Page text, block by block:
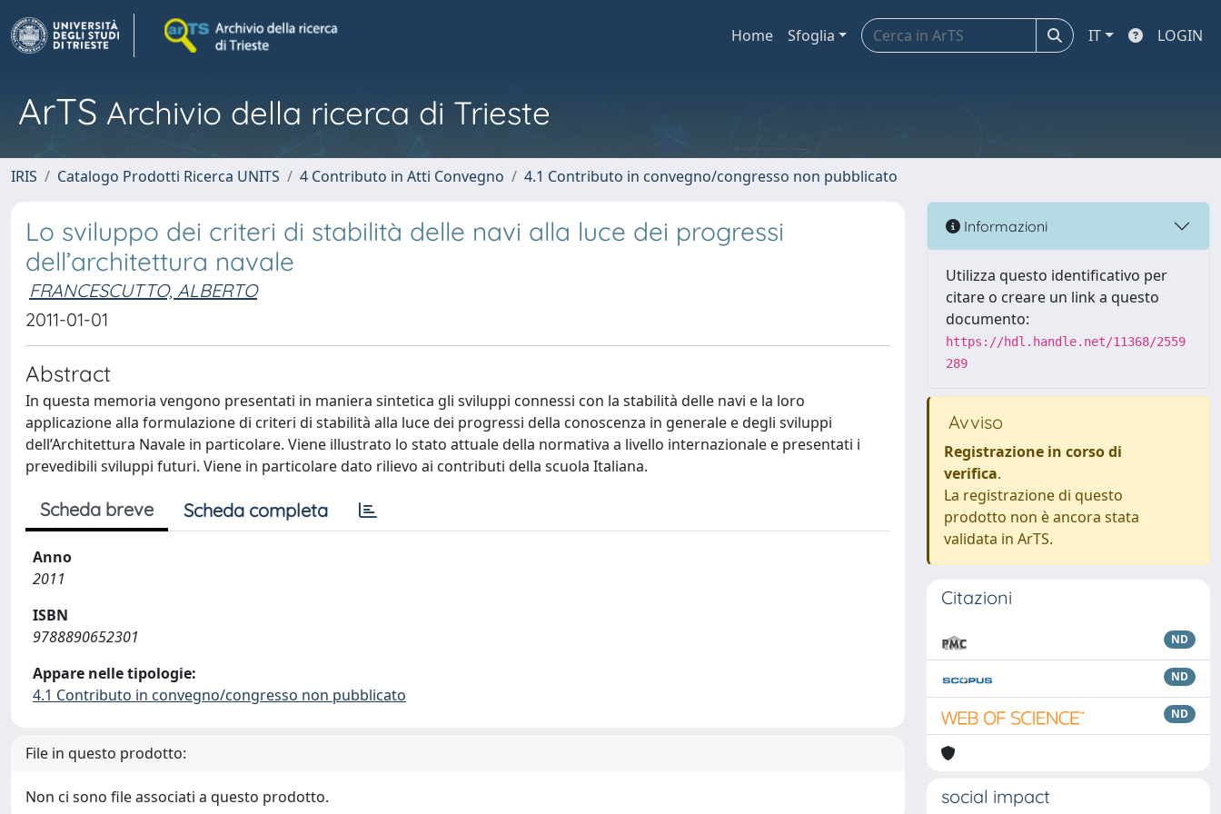
Home Sfoglia IT LOGIN
ArTS Archivio della ricerca di Trieste
IRIS Catalogo Prodotti Ricerca UNITS 4 Contributo in Atti Convegno 4.1 Contributo in convegno/congresso non pubblicato
Lo sviluppo dei criteri di stabilità delle navi alla luce dei progressi
dell’architettura navale
FRANCESCUTTO, ALBERTO
2011-01-01
Abstract
In questa memoria vengono presentati in maniera sintetica gli sviluppi connessi con la stabilità delle navi e la loro
applicazione alla formulazione di criteri di stabilità alla luce dei progressi della conoscenza in generale e degli sviluppi
dell’Architettura Navale in particolare. Viene illustrato lo stato attuale della normativa a livello internazionale e presentati i
prevedibili sviluppi futuri. Viene in particolare dato rilievo ai contributi della scuola Italiana.
Scheda breve Scheda completa
Anno
2011
ISBN
9788890652301
Appare nelle tipologie:
4.1 Contributo in convegno/congresso non pubblicato
File in questo prodotto:
Non ci sono file associati a questo prodotto.
Informazioni
Utilizza questo identificativo per
citare o creare un link a questo
documento:
https://hdl.handle.net/11368/2559
289
Avviso
Registrazione in corso di
verifica.
La registrazione di questo
prodotto non è ancora stata
validata in ArTS.
Citazioni
ND
ND
ND
social impact